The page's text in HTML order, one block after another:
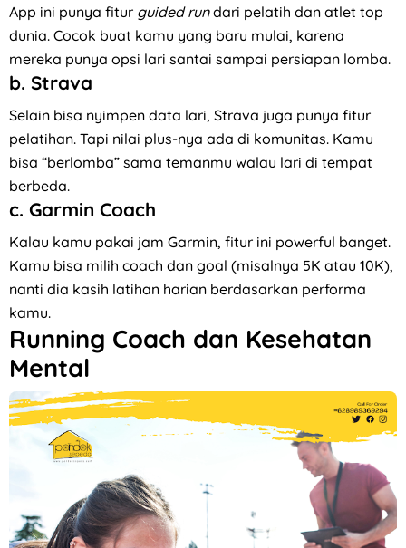
App ini punya fitur guided rundari pelatih dan atlet top
dunia. Cocok buat kamu yang baru mulai, karena
mereka punya opsi lari santai sampai persiapan lomba.
b. Strava
Selain bisa nyimpen data lari, Strava juga punya fitur
pelatihan. Tapi nilai plus-nya ada di komunitas. Kamu
bisa “berlomba” sama temanmu walau lari di tempat
berbeda.
c. Garmin Coach
Kalau kamu pakai jam Garmin, fitur ini powerful banget.
Kamu bisa milih coach dan goal (misalnya 5K atau 10K),
nanti dia kasih latihan harian berdasarkan performa
kamu.
Running Coach dan Kesehatan
Mental